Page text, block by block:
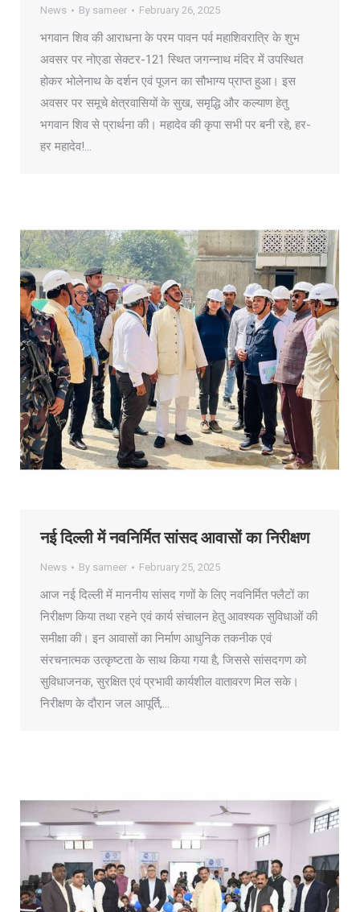
News By sameer February 26, 2025
भगवान शिव की आराधना के परम पावन पर्व महाशिवरात्रि के शुभ
अवसर पर नोएडा सेक्टर-121 स्थित जगन्नाथ मंदिर में उपस्थित
होकर भोलेनाथ के दर्शन एवं पूजन का सौभाग्य प्राप्त हुआ। इस
अवसर पर समूचे क्षेत्रवासियों के सुख, समृद्धि और कल्याण हेतु
भगवान शिव से प्रार्थना की। महादेव की कृपा सभी पर बनी रहे, हर-
हर महादेव!…
नई दिल्ली में नवनिर्मित सांसद आवासों का निरीक्षण
News By sameer February 25, 2025
आज नई दिल्ली में माननीय सांसद गणों के लिए नवनिर्मित फ्लैटों का
निरीक्षण किया तथा रहने एवं कार्य संचालन हेतु आवश्यक सुविधाओं की
समीक्षा की। इन आवासों का निर्माण आधुनिक तकनीक एवं
संरचनात्मक उत्कृष्टता के साथ किया गया है, जिससे सांसदगण को
सुविधाजनक, सुरक्षित एवं प्रभावी कार्यशील वातावरण मिल सके।
निरीक्षण के दौरान जल आपूर्ति,…